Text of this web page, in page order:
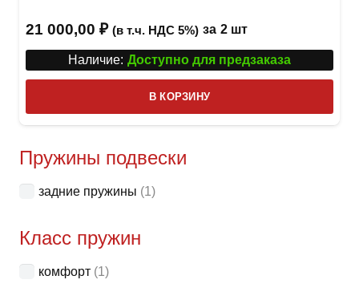
21 000,00 ₽ (в т.ч. НДС 5%) за 2 шт
Наличие: Доступно для предзаказа
В КОРЗИНУ
Пружины подвески
задние пружины (1)
Класс пружин
комфорт (1)